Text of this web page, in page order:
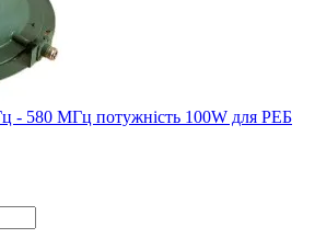
- 580 МГц потужність 100W для РЕБ